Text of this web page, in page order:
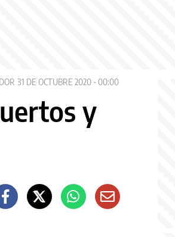
31 DE OCTUBRE 2020 - 00:00
y